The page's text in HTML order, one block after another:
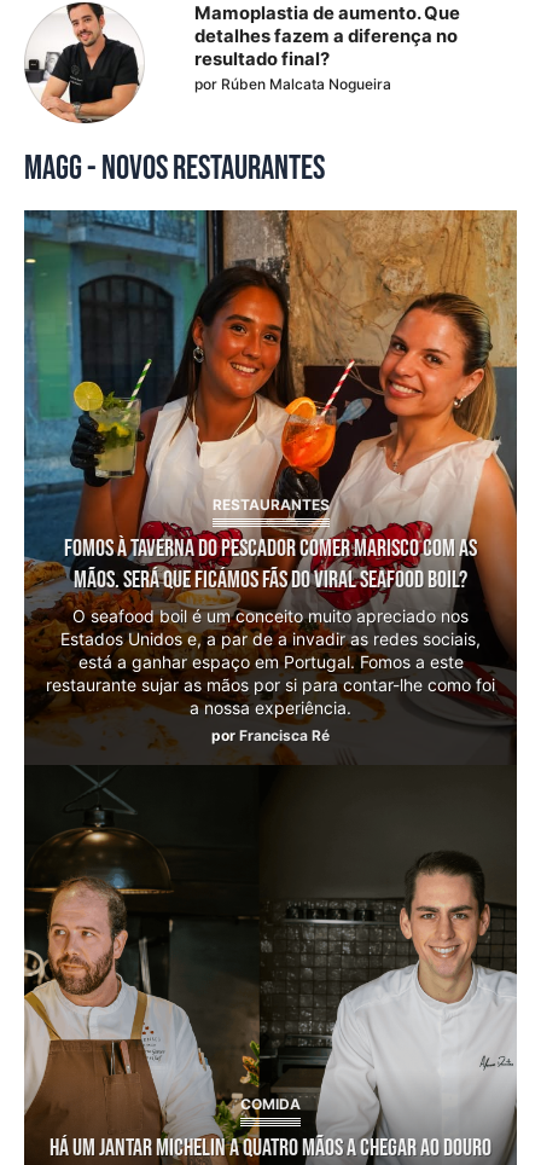
Mamoplastia de aumento. Que
detalhes fazem a diferença no
resultado final?
por Rúben Malcata Nogueira
MAGG - NOVOS RESTAURANTES
RESTAURANTES
Fomos à Taverna do Pescador comer marisco com as
mãos. Será que ficámos fãs do viral seafood boil?
O seafood boil é um conceito muito apreciado nos
Estados Unidos e, a par de a invadir as redes sociais,
está a ganhar espaço em Portugal. Fomos a este
restaurante sujar as mãos por si para contar-lhe como foi
a nossa experiência.
por Francisca Ré
COMIDA
Há um jantar Michelin a quatro mãos a chegar ao Douro